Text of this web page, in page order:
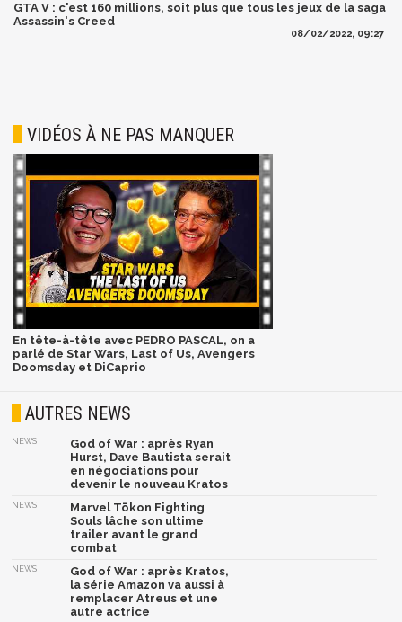
GTA V : c'est 160 millions, soit plus que tous les jeux de la saga
Assassin's Creed
08/02/2022, 09:27
VIDÉOS À NE PAS MANQUER
En tête-à-tête avec PEDRO PASCAL, on a
parlé de Star Wars, Last of Us, Avengers
Doomsday et DiCaprio
AUTRES NEWS
NEWS
God of War : après Ryan
Hurst, Dave Bautista serait
en négociations pour
devenir le nouveau Kratos
NEWS
Marvel Tōkon Fighting
Souls lâche son ultime
trailer avant le grand
combat
NEWS
God of War : après Kratos,
la série Amazon va aussi à
remplacer Atreus et une
autre actrice